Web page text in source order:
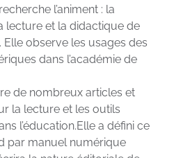
l’animent : la
lecture et la didactique de
Elle observe les usages des
dans l’académie de
de nombreux articles et
la lecture et les outils
l’éducation.Elle a défini ce
par manuel numérique